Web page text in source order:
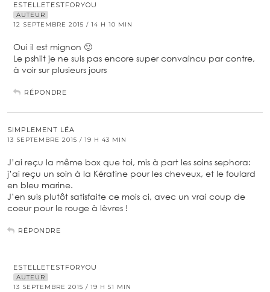
ESTELLETESTFORYOU
AUTEUR
12 SEPTEMBRE 2015 / 14 H 10 MIN
Oui il est mignon 🙂
Le pshiit je ne suis pas encore super convaincu par contre,
à voir sur plusieurs jours
RÉPONDRE
SIMPLEMENT LÉA
13 SEPTEMBRE 2015 / 19 H 43 MIN
J’ai reçu la même box que toi, mis à part les soins sephora:
j’ai reçu un soin à la Kératine pour les cheveux, et le foulard
en bleu marine.
J’en suis plutôt satisfaite ce mois ci, avec un vrai coup de
coeur pour le rouge à lèvres !
RÉPONDRE
ESTELLETESTFORYOU
AUTEUR
13 SEPTEMBRE 2015 / 19 H 51 MIN